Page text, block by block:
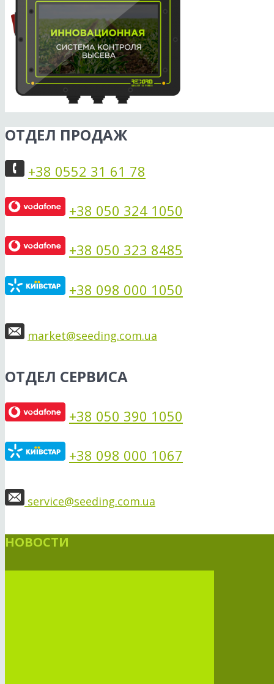
ОТДЕЛ ПРОДАЖ
+38 0552 31 61 78
+38 050 324 1050
+38 050 323 8485
+38 098 000 1050
market@seeding.com.ua
ОТДЕЛ СЕРВИСА
+38 050 390 1050
+38 098 000 1067
service@seeding.com.ua
НОВОСТИ